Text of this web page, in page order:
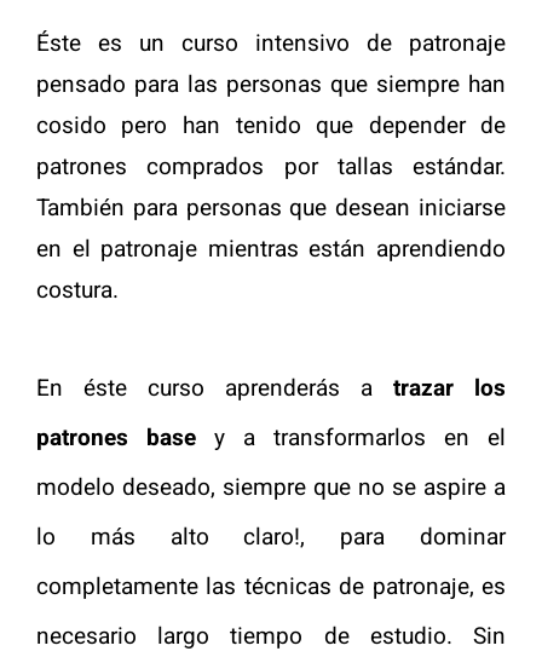
Éste es un curso intensivo de patronaje
pensado para las personas que siempre han
cosido pero han tenido que depender de
patrones comprados por tallas estándar.
También para personas que desean iniciarse
en el patronaje mientras están aprendiendo
costura.
En éste curso aprenderás atrazar los
patrones base y a transformarlos en el
modelo deseado, siempre que no se aspire a
lo más alto claro!, para dominar
completamente las técnicas de patronaje, es
necesario largo tiempo de estudio. Sin